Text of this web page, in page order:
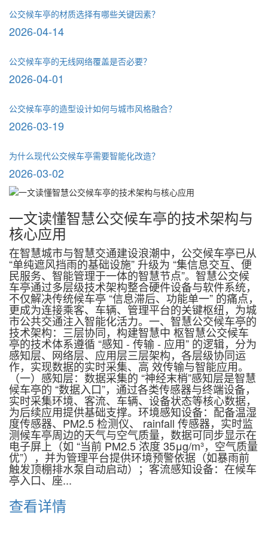
公交候车亭的材质选择有哪些关键因素？
2026-04-14
公交候车亭的无线网络覆盖是否必要？
2026-04-01
公交候车亭的造型设计如何与城市风格融合？
2026-03-19
为什么现代公交候车亭需要智能化改造？
2026-03-02
一文读懂智慧公交候车亭的技术架构与
核心应用
在智慧城市与智慧交通建设浪潮中，公交候车亭已从
“单纯遮风挡雨的基础设施” 升级为 “集信息交互、便
民服务、智能管理于一体的智慧节点”。智慧公交候
车亭通过多层级技术架构整合硬件设备与软件系统，
不仅解决传统候车亭 “信息滞后、功能单一” 的痛点，
更成为连接乘客、车辆、管理平台的关键枢纽，为城
市公共交通注入智能化活力。一、智慧公交候车亭的
技术架构：三层协同，构建智慧中 枢智慧公交候车
亭的技术体系遵循 “感知 - 传输 - 应用” 的逻辑，分为
感知层、网络层、应用层三层架构，各层级协同运
作，实现数据的实时采集、高 效传输与智能应用。
（一）感知层：数据采集的 “神经末梢”感知层是智慧
候车亭的 “数据入口”，通过各类传感器与终端设备，
实时采集环境、客流、车辆、设备状态等核心数据，
为后续应用提供基础支撑。环境感知设备：配备温湿
度传感器、PM2.5 检测仪、 rainfall 传感器，实时监
测候车亭周边的天气与空气质量，数据可同步显示在
电子屏上（如 “当前 PM2.5 浓度 35μg/m³，空气质量
优”），并为管理平台提供环境预警依据（如暴雨前
触发顶棚排水泵自动启动）；客流感知设备：在候车
亭入口、座...
查看详情